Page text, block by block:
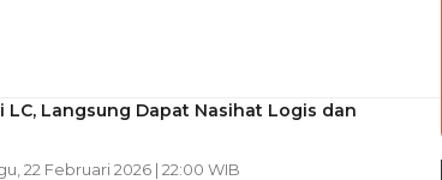
LC, Langsung Dapat Nasihat Logis dan
22 Februari 2026 | 22:00 WIB